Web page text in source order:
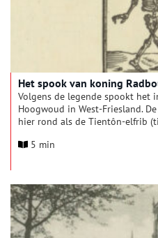
Het spook van koning
Volgens de legende spookt het
Hoogwoud in West-Friesland.
hier rond als de Tientôn-elfrib
Westfriese kinderen kregen als
5 min